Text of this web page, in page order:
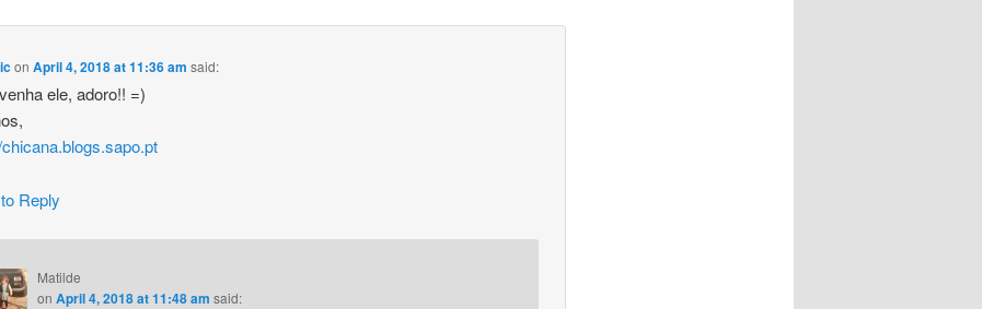
onApril 4, 2018 at 11:36 am said:
ele, adoro!! =)
Reply
Matilde
on April 4, 2018 at 11:48 am said: